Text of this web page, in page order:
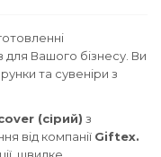
для Вашого бізнесу. Ви
та сувеніри з
(сірий) з
від компанії Giftex.